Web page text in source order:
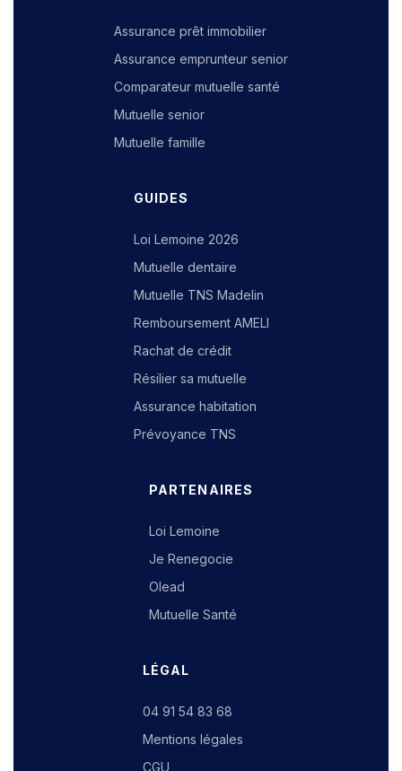
Assurance prêt immobilier
Assurance emprunteur senior
Comparateur mutuelle santé
Mutuelle senior
Mutuelle famille
GUIDES
Loi Lemoine 2026
Mutuelle dentaire
Mutuelle TNS Madelin
Remboursement AMELI
Rachat de crédit
Résilier sa mutuelle
Assurance habitation
Prévoyance TNS
PARTENAIRES
Loi Lemoine
Je Renegocie
Olead
Mutuelle Santé
LÉGAL
04 91 54 83 68
Mentions légales
CGU